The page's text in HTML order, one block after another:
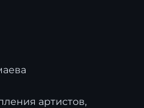
артистов,